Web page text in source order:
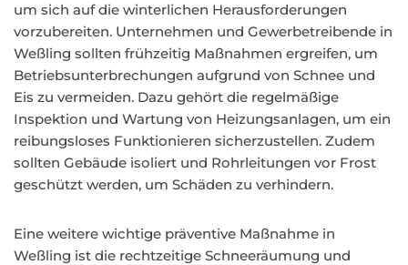
um sich auf die winterlichen Herausforderungen
vorzubereiten. Unternehmen und Gewerbetreibende in
Weßling sollten frühzeitig Maßnahmen ergreifen, um
Betriebsunterbrechungen aufgrund von Schnee und
Eis zu vermeiden. Dazu gehört die regelmäßige
Inspektion und Wartung von Heizungsanlagen, um ein
reibungsloses Funktionieren sicherzustellen. Zudem
sollten Gebäude isoliert und Rohrleitungen vor Frost
geschützt werden, um Schäden zu verhindern.
Eine weitere wichtige präventive Maßnahme in
Weßling ist die rechtzeitige Schneeräumung und